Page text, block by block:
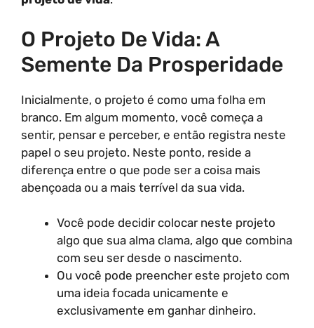
O Projeto De Vida: A
Semente Da Prosperidade
Inicialmente, o projeto é como uma folha em
branco. Em algum momento, você começa a
sentir, pensar e perceber, e então registra neste
papel o seu projeto. Neste ponto, reside a
diferença entre o que pode ser a coisa mais
abençoada ou a mais terrível da sua vida.
Você pode decidir colocar neste projeto
algo que sua alma clama, algo que combina
com seu ser desde o nascimento.
Ou você pode preencher este projeto com
uma ideia focada unicamente e
exclusivamente em ganhar dinheiro.